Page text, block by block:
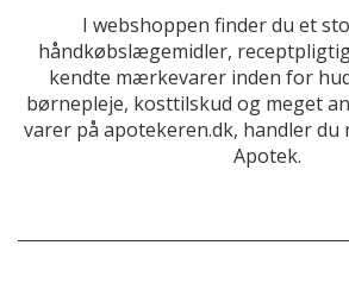
I webshoppen finder du et
håndkøbslægemidler,
kendte mærkevarer inden for
børnepleje, kosttilskud og meget
varer på apotekeren.dk, handler du
Apotek.